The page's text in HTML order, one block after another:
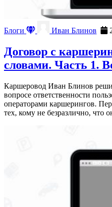
Блоги Иван Блинов
Договор с
словами. Часть 1.
Каршеровод Иван Блинов
вопросе ответственности
операторами каршерингов.
тех, кому не безразлично, что